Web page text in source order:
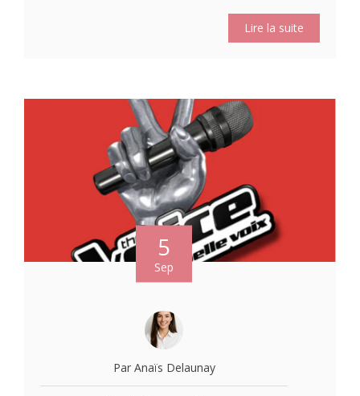
Lire la suite
5
Sep
Par Anaïs Delaunay